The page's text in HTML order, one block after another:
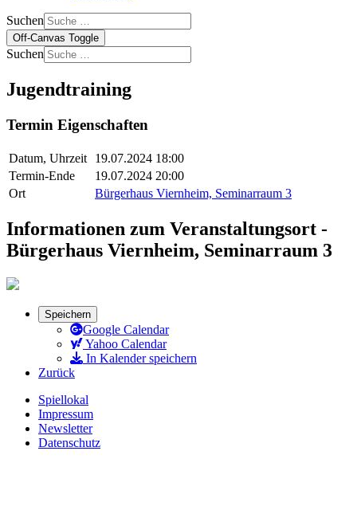
Suchen
Off-Canvas Toggle
Suchen
Jugendtraining
Termin Eigenschaften
Datum, Uhrzeit
19.07.2024 18:00
Termin-Ende
19.07.2024 20:00
Ort
Bürgerhaus Viernheim, Seminarraum 3
Informationen zum Veranstaltungsort -
Bürgerhaus Viernheim, Seminarraum 3
Speichern
Google Calendar
Yahoo Calendar
In Kalender speichern
Zurück
Spiellokal
Impressum
Newsletter
Datenschutz